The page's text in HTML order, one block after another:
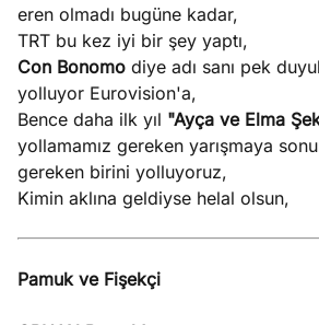
eren olmadı bugüne kadar,
TRT bu kez iyi bir şey yaptı,
Con Bonomo diye adı sanı pek
yolluyor Eurovision'a,
Bence daha ilk yıl "Ayça ve Elma
yollamamız gereken yarışmaya
gereken birini yolluyoruz,
Kimin aklına geldiyse helal olsun,
Pamuk ve Fişekçi